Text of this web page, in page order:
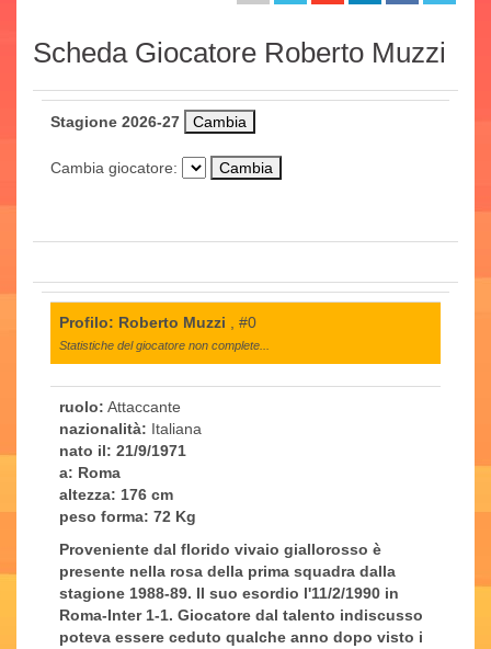
Scheda Giocatore Roberto Muzzi
Stagione 2026-27
Cambia giocatore:
Profilo: Roberto Muzzi , #0
Statistiche del giocatore non complete...
ruolo: Attaccante
nazionalità: Italiana
nato il: 21/9/1971
a: Roma
altezza: 176 cm
peso forma: 72 Kg
Proveniente dal florido vivaio giallorosso è
presente nella rosa della prima squadra dalla
stagione 1988-89. Il suo esordio l'11/2/1990 in
Roma-Inter 1-1. Giocatore dal talento indiscusso
poteva essere ceduto qualche anno dopo visto i